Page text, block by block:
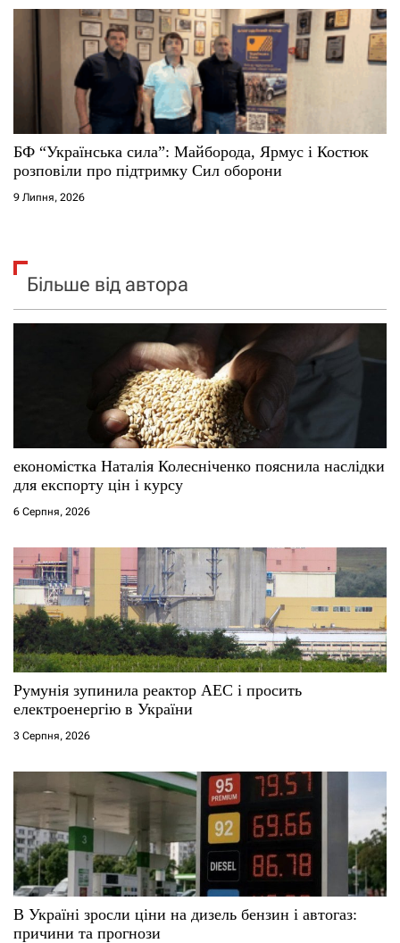
БФ “Українська сила”: Майборода, Ярмус і Костюк
розповіли про підтримку Сил оборони
9 Липня, 2026
Більше від автора
економістка Наталія Колесніченко пояснила наслідки
для експорту цін і курсу
6 Серпня, 2026
Румунія зупинила реактор АЕС і просить
електроенергію в України
3 Серпня, 2026
В Україні зросли ціни на дизель бензин і автогаз:
причини та прогнози